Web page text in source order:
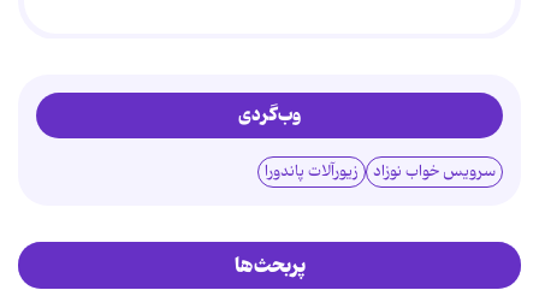
وب‌گردی
سرویس خواب نوزاد زیورآلات پاندورا
پربحث‌ها